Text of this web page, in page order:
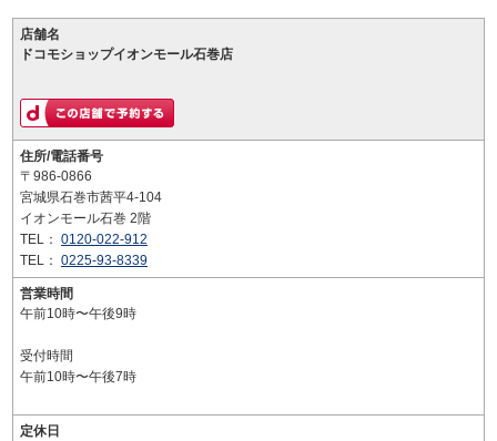
店舗名
ドコモショップイオンモール石巻店
住所/電話番号
〒986-0866
宮城県石巻市茜平4-104
イオンモール石巻 2階
TEL： 0120-022-912
TEL： 0225-93-8339
営業時間
午前10時〜午後9時
受付時間
午前10時〜午後7時
定休日